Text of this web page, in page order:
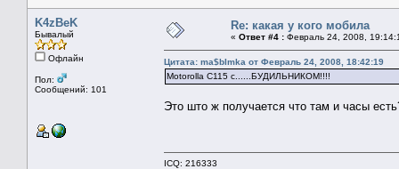
K4zBeK
Бывалый
Офлайн
Пол:
Сообщений: 101
Re: какая у кого мобила
« Ответ #4 : Февраль 24, 2008,
Цитата: ma$bImka от Февраль 24, 2008, 18:42:19
Motorolla C115 с......БУДИЛЬНИКОМ!!!!
Это што ж получается что там и часы
ICQ: 216333